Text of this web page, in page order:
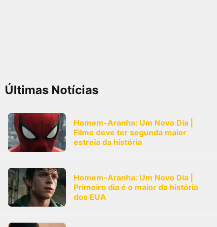
Últimas Notícias
Homem-Aranha: Um Novo Dia |
Filme deve ter segunda maior
estreia da história
Homem-Aranha: Um Novo Dia |
Primeiro dia é o maior da história
dos EUA